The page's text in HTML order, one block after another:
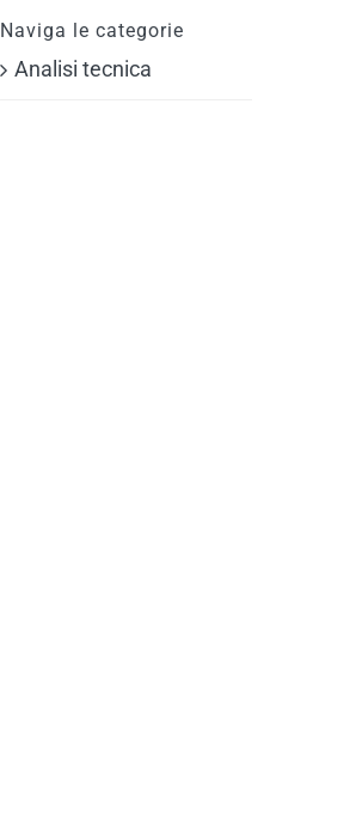
Naviga le categorie
Analisi tecnica